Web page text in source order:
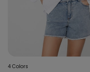
4 Colors